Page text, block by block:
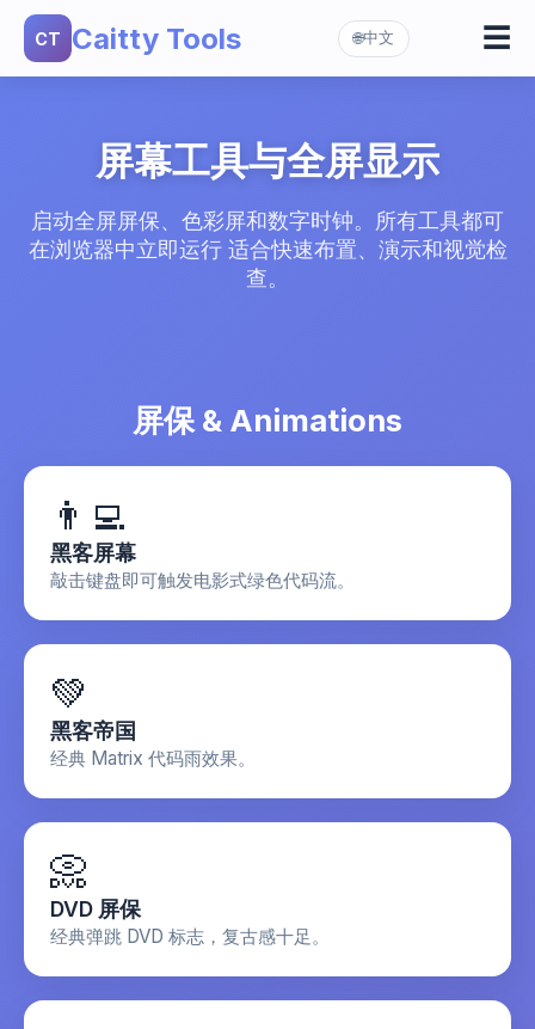
CT Caitty Tools
屏保
黑客帝国
白噪音
雷达屏幕
白屏
黑屏
红屏
黄屏
橙屏
紫屏
🌐中文 ☰
屏幕工具与全屏显示
启动全屏屏保、色彩屏和数字时钟。所有工具都可
在浏览器中立即运行 适合快速布置、演示和视觉检
查。
屏保 & Animations
👨‍💻
黑客屏幕
敲击键盘即可触发电影式绿色代码流。
💚
黑客帝国
经典 Matrix 代码雨效果。
📀
DVD 屏保
经典弹跳 DVD 标志，复古感十足。